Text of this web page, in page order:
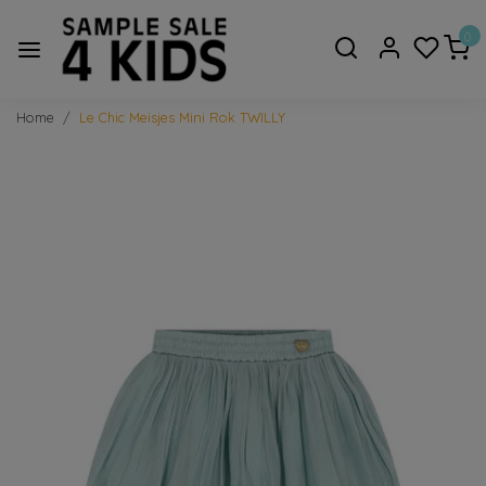
0
Home Le Chic Meisjes Mini Rok TWILLY
Vorige